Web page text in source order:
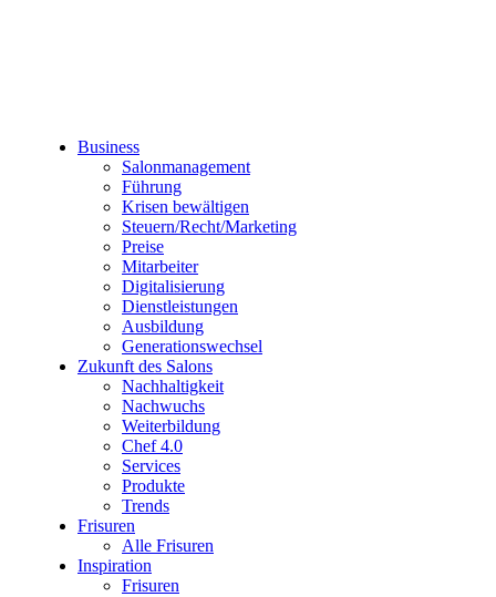
Business
Salonmanagement
Führung
Krisen bewältigen
Steuern/Recht/Marketing
Preise
Mitarbeiter
Digitalisierung
Dienstleistungen
Ausbildung
Generationswechsel
Zukunft des Salons
Nachhaltigkeit
Nachwuchs
Weiterbildung
Chef 4.0
Services
Produkte
Trends
Frisuren
Alle Frisuren
Inspiration
Frisuren